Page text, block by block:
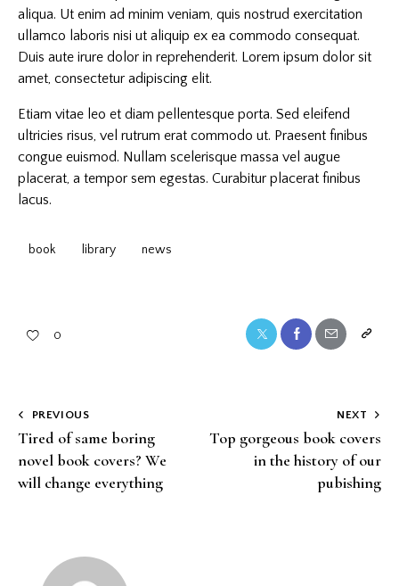
aliqua. Ut enim ad minim veniam, quis nostrud exercitation
ullamco laboris nisi ut aliquip ex ea commodo consequat.
Duis aute irure dolor in reprehenderit. Lorem ipsum dolor sit
amet, consectetur adipiscing elit.
Etiam vitae leo et diam pellentesque porta. Sed eleifend
ultricies risus, vel rutrum erat commodo ut. Praesent finibus
congue euismod. Nullam scelerisque massa vel augue
placerat, a tempor sem egestas. Curabitur placerat finibus
lacus.
book library news
0
PREVIOUS
Tired of same boring
novel book covers? We
will change everything
NEXT
Top gorgeous book covers
in the history of our
pubishing